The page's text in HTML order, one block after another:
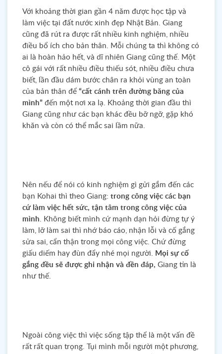
Với khoảng thời gian gần 4 năm được học tập và
làm việc tại đất nước xinh đẹp Nhật Bản. Giang
cũng đã rút ra được rất nhiều kinh nghiệm, nhiều
điều bổ ích cho bản thân. Mỗi chúng ta thì không có
ai là hoàn hảo hết, và dĩ nhiên Giang cũng thế. Một
cô gái với rất nhiều điều thiếu sót, nhiều điều chưa
biết, lần đầu dám bước chân ra khỏi vùng an toàn
của bản thân để “cất cánh trên đường băng của
mình” đến một nơi xa lạ. Khoảng thời gian đầu thì
Giang cũng như các bạn khác đều bỡ ngỡ, gặp khó
khăn và còn có thể mắc sai lầm nữa.
Nên nếu để nói có kinh nghiệm gì gửi gắm đến các
bạn Kohai thì theo Giang: trong công việc các bạn
cứ làm việc hết sức, tận tâm trong công việc của
mình. Không biết mình cứ mạnh dạn hỏi đừng tự ý
làm, lỡ làm sai thì nhớ báo cáo, nhận lỗi và cố gắng
sửa sai, cẩn thận trong mọi công việc. Chứ đừng
giấu diếm hay đùn đẩy nhé mọi người. Mọi sự cố
gắng đều sẽ được ghi nhận và đền đáp, Giang tin là
như thế.
Ngoài công việc thì việc sống tập thể là một vấn đề
rất rất quan trọng. Tụi mình mỗi người một phương,